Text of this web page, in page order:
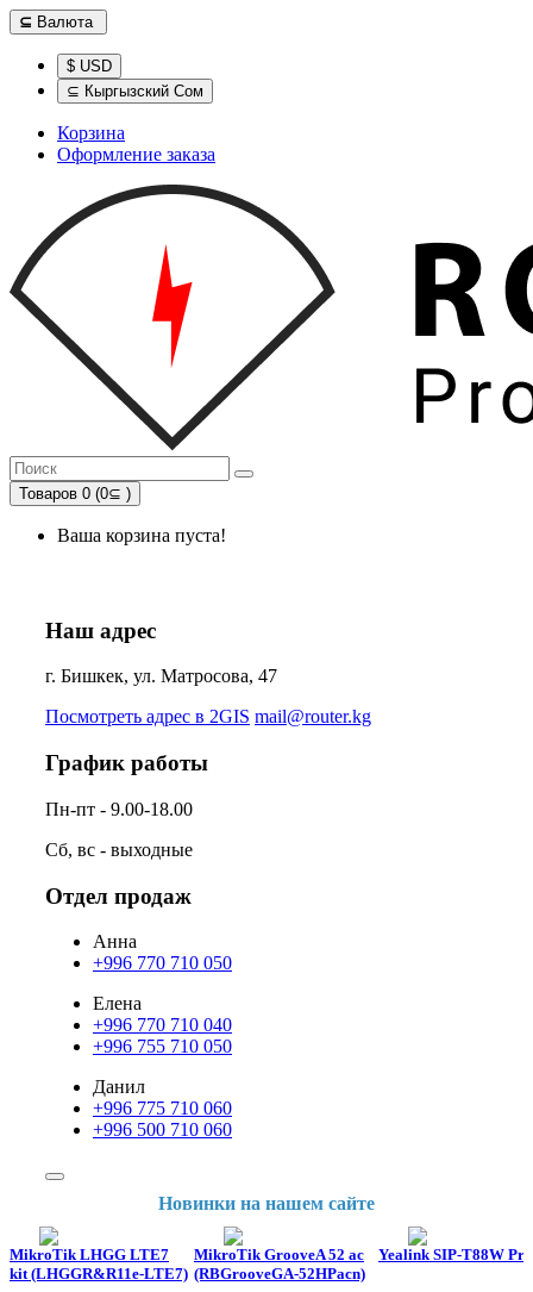
⊆ Валюта
$ USD
⊆ Кыргызский Сом
Корзина
Оформление заказа
Товаров 0 (0⊆ )
Ваша корзина пуста!
Наш адрес
г. Бишкек, ул. Матросова, 47
Посмотреть адрес в 2GIS mail@router.kg
График работы
Пн-пт - 9.00-18.00
Сб, вс - выходные
Отдел продаж
Анна
+996 770 710 050
Елена
+996 770 710 040
+996 755 710 050
Данил
+996 775 710 060
+996 500 710 060
Новинки на нашем сайте
MikroTik LHGG LTE7
kit (LHGGR&R11e-LTE7)
MikroTik GrooveA 52 ac
(RBGrooveGA-52HPacn)
Yealink SIP-T88W Pro